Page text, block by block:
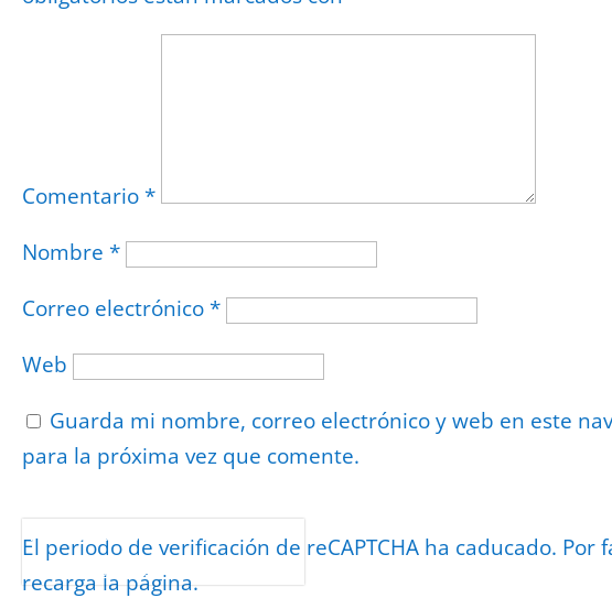
Comentario *
Nombre *
Correo electrónico *
Web
Guarda mi nombre, correo electrónico y web en este
para la próxima vez que comente.
El periodo de verificación de reCAPTCHA ha caducado. Por
recarga la página.
Protegidos por reCAPTCHA
Términos